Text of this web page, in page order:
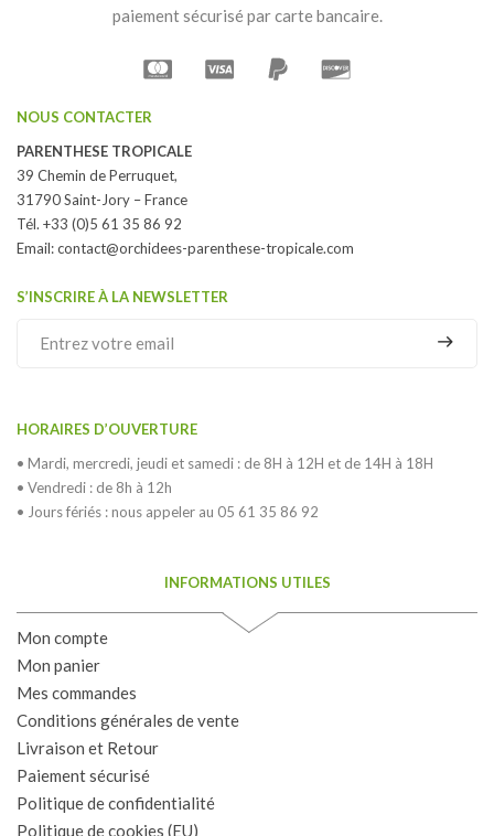
paiement sécurisé par carte bancaire.
NOUS CONTACTER
PARENTHESE TROPICALE
39 Chemin de Perruquet,
31790 Saint-Jory – France
Tél. +33 (0)5 61 35 86 92
Email:contact@orchidees-parenthese-tropicale.com
S’INSCRIRE À LA NEWSLETTER
HORAIRES D’OUVERTURE
• Mardi, mercredi, jeudi et samedi : de 8H à 12H et de 14H à 18H
• Vendredi : de 8h à 12h
• Jours fériés : nous appeler au 05 61 35 86 92
INFORMATIONS UTILES
Mon compte
Mon panier
Mes commandes
Conditions générales de vente
Livraison et Retour
Paiement sécurisé
Politique de confidentialité
Politique de cookies (EU)